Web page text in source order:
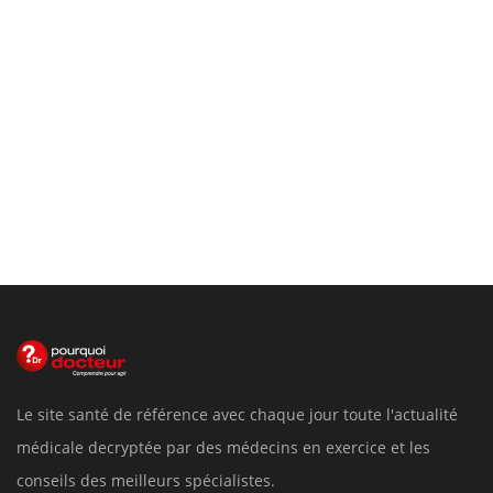
Le site santé de référence avec chaque jour toute l'actualité
médicale decryptée par des médecins en exercice et les
conseils des meilleurs spécialistes.